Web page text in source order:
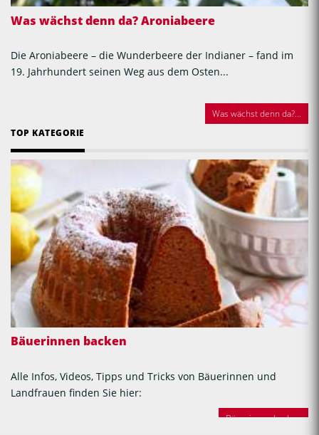
Was wächst denn da? Aroniabeere
Die Aroniabeere – die Wunderbeere der Indianer – fand im
19. Jahrhundert seinen Weg aus dem Osten...
Was wächst denn da?...
TOP KATEGORIE
Bäuerinnen backen
Alle Infos, Videos, Tipps und Tricks von Bäuerinnen und
Landfrauen finden Sie hier:
Bäuerinnen backen